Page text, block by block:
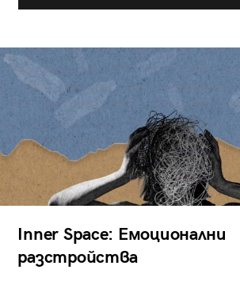
Inner Space: Емоционални
разстройства